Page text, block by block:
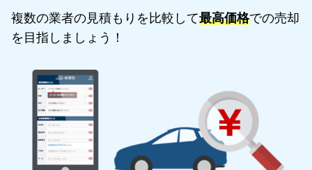
複数の業者の見積もりを比較して最高価格での売却
を目指しましょう！